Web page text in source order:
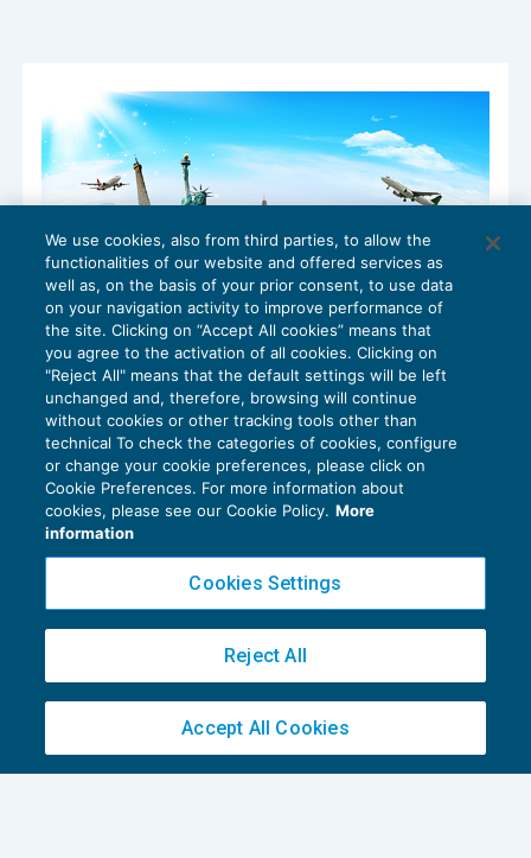
Dematerializzazione note spesa
trasfertisti: i chiarimenti dell’Agenzia
entrate
NEWS DEL GIORNO25/07/2017
Cookie Policy
We use cookies, also from third parties, to allow the
functionalities of our website and offered services as
well as, on the basis of your prior consent, to use data
on your navigation activity to improve performance of
the site. Clicking on “Accept All cookies” means that
you agree to the activation of all cookies. Clicking on
"Reject All" means that the default settings will be left
unchanged and, therefore, browsing will continue
without cookies or other tracking tools other than
technical To check the categories of cookies, configure
or change your cookie preferences, please click on
Cookie Preferences. For more information about
cookies, please see our Cookie Policy. More
information
Cookies Settings
Reject All
Accept All Cookies